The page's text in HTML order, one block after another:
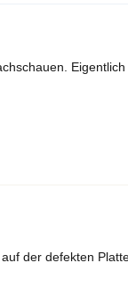
Eigentlich
der defekten